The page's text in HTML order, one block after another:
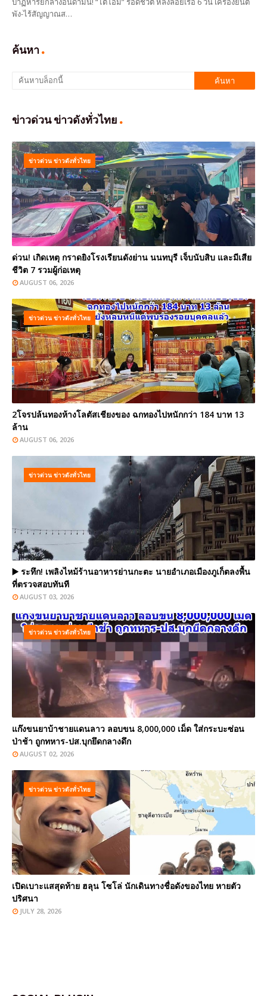
พัง-ไร้สัญญาณส…
ค้นหา
ข่าวด่วน ข่าวดังทั่วไทย
ข่าวด่วน ข่าวดังทั่วไทย
ด่วน! เกิดเหตุ กราดยิงโรงเรียนดังย่าน นนทบุรี เจ็บนับสิบ และมีเสีย
ชีวิต 7 รวมผู้ก่อเหตุ
AUGUST 06, 2026
ข่าวด่วน ข่าวดังทั่วไทย
2โจรปล้นทองห้างโลตัสเชียงของ ฉกทองไปหนักกว่า 184 บาท 13
ล้าน
AUGUST 06, 2026
ข่าวด่วน ข่าวดังทั่วไทย
▶️ ระทึก! เพลิงไหม้ร้านอาหารย่านกะตะ นายอำเภอเมืองภูเก็ตลงพื้น
ที่ตรวจสอบทันที
AUGUST 03, 2026
ข่าวด่วน ข่าวดังทั่วไทย
แก๊งขนยาบ้าชายแดนลาว ลอบขน 8,000,000 เม็ด ใส่กระบะซ่อน
ป่าช้า ถูกทหาร-ปส.บุกยึดกลางดึก
AUGUST 02, 2026
ข่าวด่วน ข่าวดังทั่วไทย
เปิดเบาะแสสุดท้าย ฮลุน โซโล่ นักเดินทางชื่อดังของไทย หายตัว
ปริศนา
JULY 28, 2026